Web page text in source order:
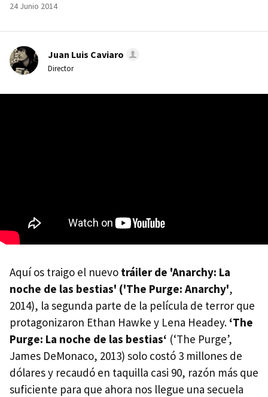
24 Junio 2014
Juan Luis Caviaro
Director
Aquí os traigo el nuevo tráiler de 'Anarchy: La
noche de las bestias' ('The Purge: Anarchy',
2014), la segunda parte de la película de terror que
protagonizaron Ethan Hawke y Lena Headey. ‘The
Purge: La noche de las bestias‘ (‘The Purge’,
James DeMonaco, 2013) solo costó 3 millones de
dólares y recaudó en taquilla casi 90, razón más que
suficiente para que ahora nos llegue una secuela